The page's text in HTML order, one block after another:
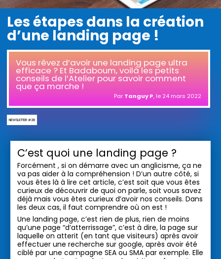
Les étapes dans la création
d’une landing page !
Vous rêvez d’avoir une landing page ultra
efficace ? Et Badaboum, voilà les petits
conseils de l’Atelier pour savoir comment
que ça marche !
Par Tanguy P, le 24 mars 2022
NEWSLETTER #28
C’est quoi une landing page ?
Forcément , si on démarre avec un anglicisme, ça ne
va pas aider à la compréhension ! D’un autre côté, si
vous êtes là à lire cet article, c’est soit que vous êtes
curieux de découvrir de quoi on parle, soit vous savez
déjà mais vous êtes curieux d’avoir nos conseils. Dans
les deux cas, il faut comprendre où on est !
Une landing page, c’est rien de plus, rien de moins
qu’une page “d’atterrissage”, c’est à dire, la page sur
laquelle on atterit (en tant que visiteurs) après avoir
effectuer une recherche sur google, après avoir été
ciblé par une campagne SEA ou SMA par exemple. Elle